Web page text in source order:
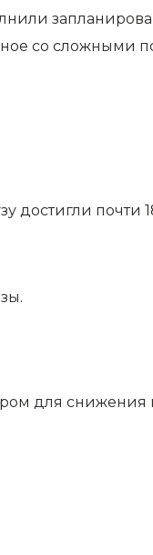
со сложными
почти
для